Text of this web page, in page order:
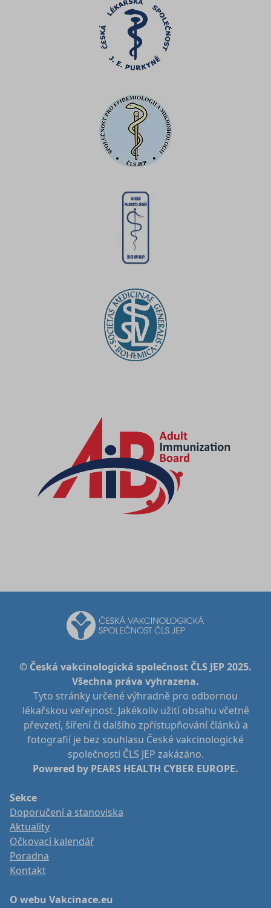
© Česká vakcinologická společnost ČLS JEP 2025.
Všechna práva vyhrazena.
Tyto stránky určené výhradně pro odbornou
lékařskou veřejnost. Jakékoliv užití obsahu včetně
převzetí, šíření či dalšího zpřístupňování článků a
fotografií je bez souhlasu České vakcinologické
společnosti ČLS JEP zakázáno.
Powered by PEARS HEALTH CYBER EUROPE.
Sekce
Doporučení a stanoviska
Aktuality
Očkovací kalendář
Poradna
Kontakt
O webu Vakcinace.eu